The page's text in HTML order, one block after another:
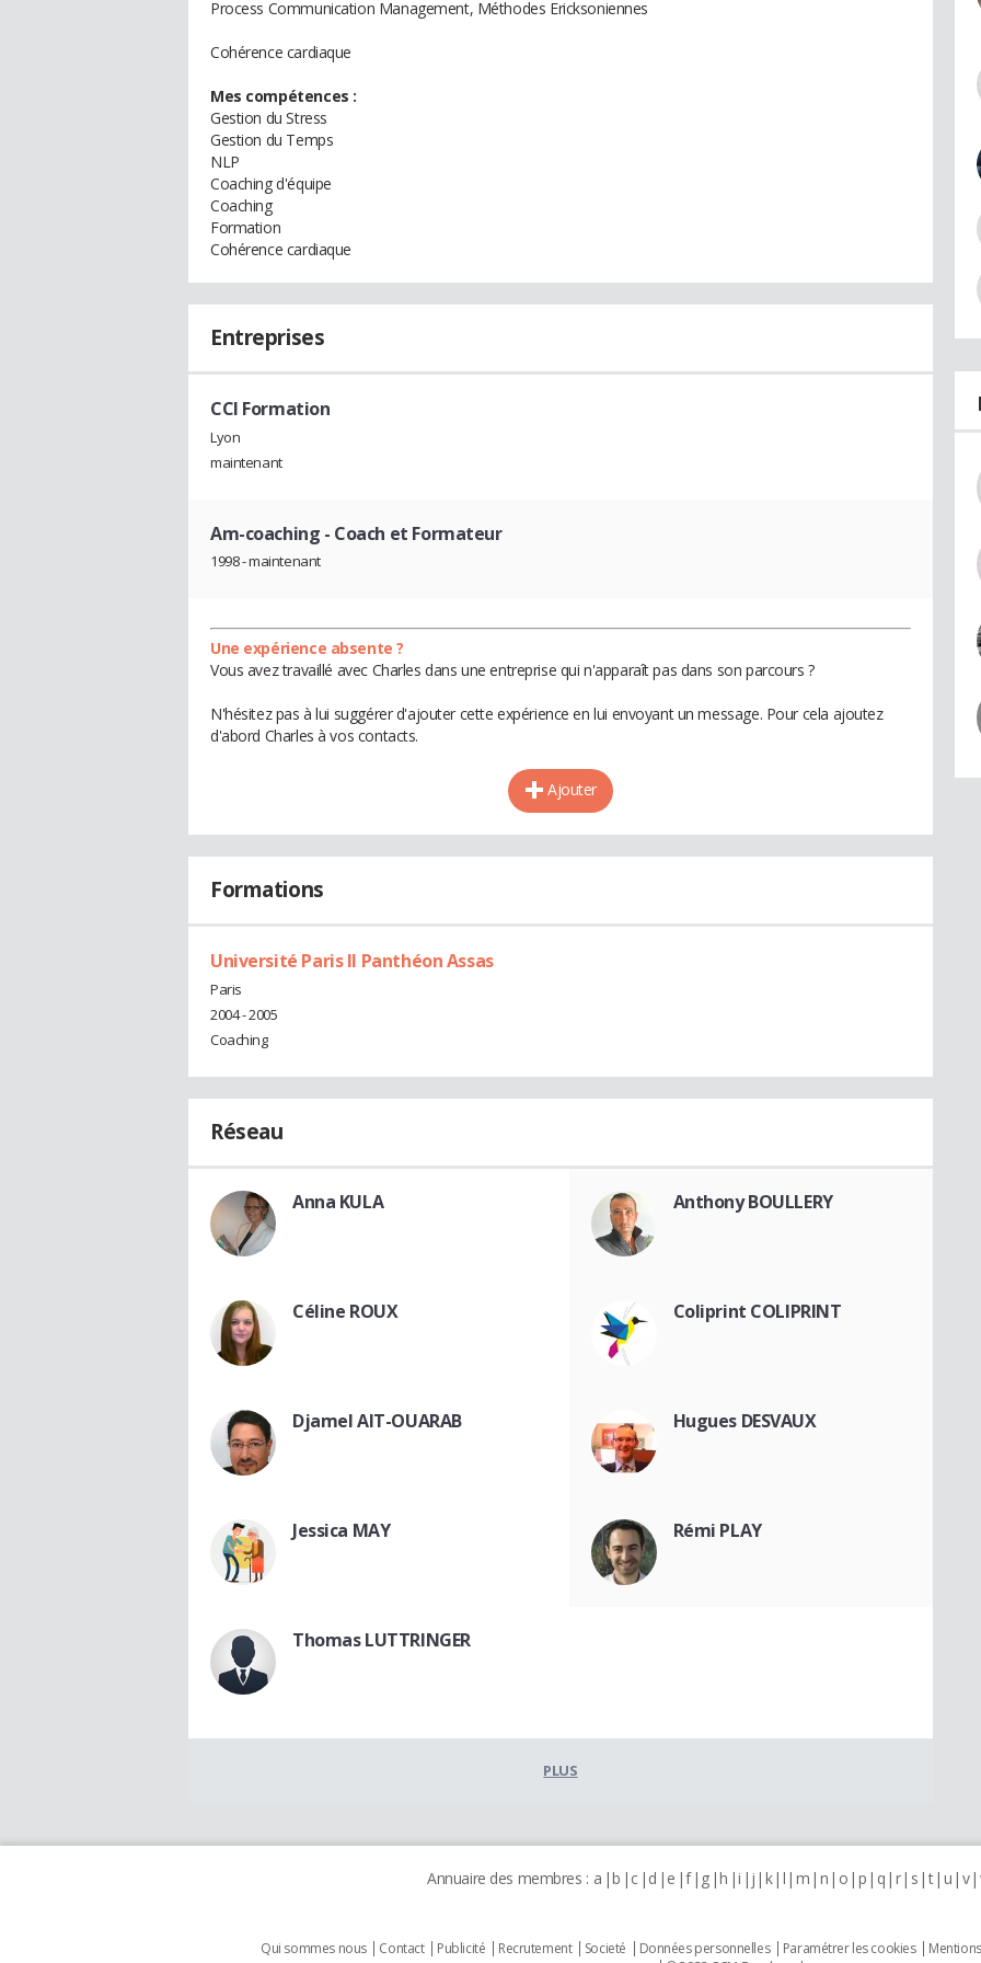
Process Communication Management, Méthodes Ericksoniennes
Cohérence cardiaque
Mes compétences :
Gestion du Stress
Gestion du Temps
NLP
Coaching d'équipe
Coaching
Formation
Cohérence cardiaque
Entreprises
CCI Formation
Lyon
maintenant
Am-coaching - Coach et Formateur
1998 - maintenant
Une expérience absente ?
Vous avez travaillé avec Charles dans une entreprise qui n'apparaît pas dans son parcours ?
N'hésitez pas à lui suggérer d'ajouter cette expérience en lui envoyant un message. Pour cela ajoutez
d'abord Charles à vos contacts.
Ajouter
Formations
Université Paris II Panthéon Assas
Paris
2004 - 2005
Coaching
Réseau
Anna KULA Anthony BOULLERY
Céline ROUX Coliprint COLIPRINT
Djamel AIT-OUARAB Hugues DESVAUX
Jessica MAY Rémi PLAY
Thomas LUTTRINGER
PLUS
Annuaire des membres : a b c d e f g h i j k l m n o p q r s t u v
Qui sommes nous Contact Publicité Recrutement Societé Données personnelles Paramétrer les cookies